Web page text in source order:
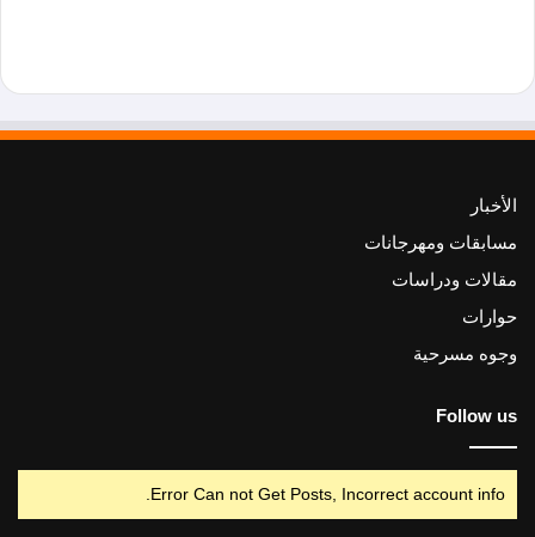
الأخبار
مسابقات ومهرجانات
مقالات ودراسات
حوارات
وجوه مسرحية
Follow us
Error Can not Get Posts, Incorrect account info.